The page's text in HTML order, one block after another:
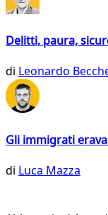
Delitti, paura,
di Leonardo
Gli immigrati
di Luca Mazza